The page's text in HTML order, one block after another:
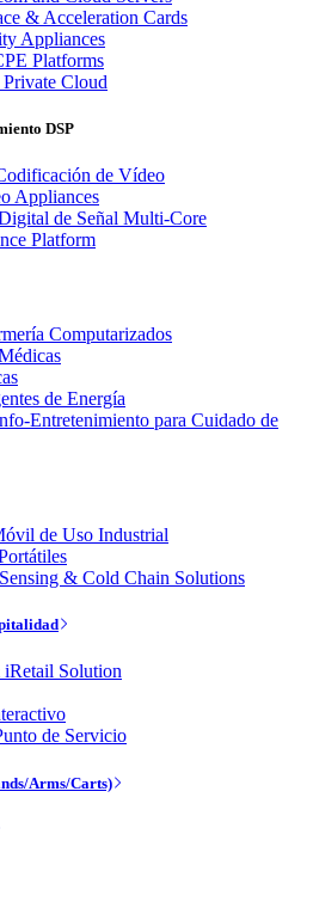
& Acceleration Cards
Appliances
Platforms
Cloud
DSP
de Vídeo
Appliances
de Señal Multi-Core
Platform
Computarizados
de Energía
Entretenimiento para Cuidado de
de Uso Industrial
& Cold Chain Solutions
Solution
de Servicio
Arms/Carts)